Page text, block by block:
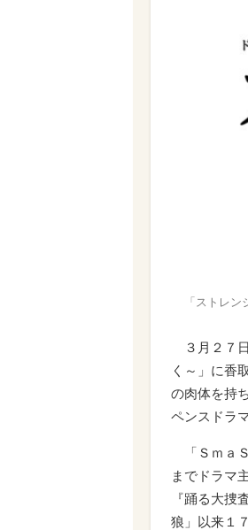
「ストレ
３月２７
く～」に香
の肉体を持
ペンスドラ
「Ｓｍａ
までドラマ
『踊る大
狼」以来１